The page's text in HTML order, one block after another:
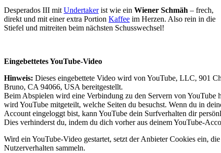
Desperados III mit Undertakerist wie ein Wiener Schmäh – frech,
direkt und mit einer extra Portion Kaffee im Herzen. Also rein in die
Stiefel und mitreiten beim nächsten Schusswechsel!
Eingebettetes YouTube-Video
Hinweis: Dieses eingebettete Video wird von YouTube, LLC, 901
Bruno, CA 94066, USA bereitgestellt.
Beim Abspielen wird eine Verbindung zu den Servern von YouTube
wird YouTube mitgeteilt, welche Seiten du besuchst. Wenn du in
Account eingeloggt bist, kann YouTube dein Surfverhalten dir
Dies verhinderst du, indem du dich vorher aus deinem YouTube-
Wird ein YouTube-Video gestartet, setzt der Anbieter Cookies ein,
Nutzerverhalten sammeln.